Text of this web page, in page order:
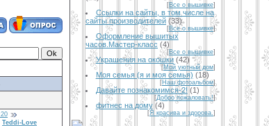
Teddi-Love
[Все о вышивке]
Ссылки на сайты, в том числе на
сайты производителей (33)
[Все о вышивке]
Оформление вышитых
часов.Мастер-класс (4)
[Все о вышивке]
Украшения на окошки (42)
[Мой уютный дом]
Моя семья (я и моя семья) (18)
[Наш фотоальбом]
Давайте познакомимся-2! (1)
[Добро пожаловать!]
фитнес на дому (4)
[Я красива и здорова.]